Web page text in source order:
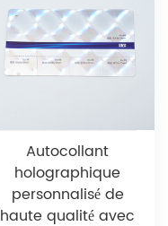
Autocollant
holographique
personnalisé de
haute qualité avec